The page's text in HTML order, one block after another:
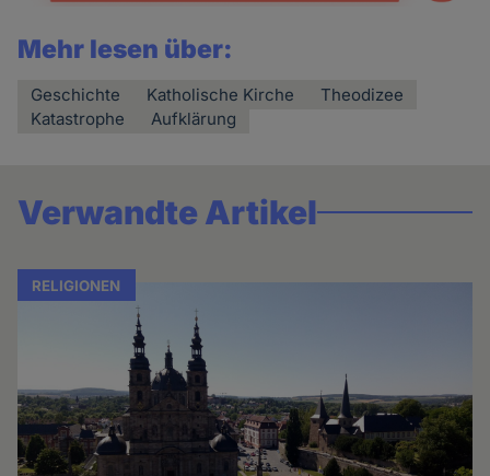
Mehr lesen über:
Geschichte Katholische Kirche
Theodizee
Katastrophe
Aufklärung
Verwandte Artikel
RELIGIONEN